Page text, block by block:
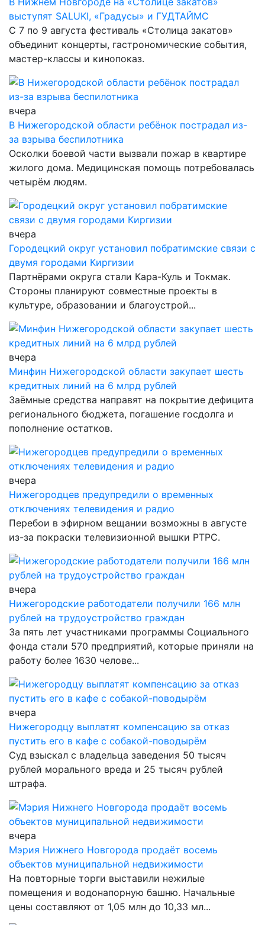
выступят SALUKI, «Градусы» и ГУДТАЙМС
С 7 по 9 августа фестиваль «Столица закатов»
объединит концерты, гастрономические события,
мастер-классы и кинопоказ.
вчера
В Нижегородской области ребёнок пострадал из-
за взрыва беспилотника
Осколки боевой части вызвали пожар в квартире
жилого дома. Медицинская помощь потребовалась
четырём людям.
вчера
Городецкий округ установил побратимские связи с
двумя городами Киргизии
Партнёрами округа стали Кара-Куль и Токмак.
Стороны планируют совместные проекты в
культуре, образовании и благоустрой...
вчера
Минфин Нижегородской области закупает шесть
кредитных линий на 6 млрд рублей
Заёмные средства направят на покрытие дефицита
регионального бюджета, погашение госдолга и
пополнение остатков.
вчера
Нижегородцев предупредили о временных
отключениях телевидения и радио
Перебои в эфирном вещании возможны в августе
из-за покраски телевизионной вышки РТРС.
вчера
Нижегородские работодатели получили 166 млн
рублей на трудоустройство граждан
За пять лет участниками программы Социального
фонда стали 570 предприятий, которые приняли на
работу более 1630 челове...
вчера
Нижегородцу выплатят компенсацию за отказ
пустить его в кафе с собакой-поводырём
Суд взыскал с владельца заведения 50 тысяч
рублей морального вреда и 25 тысяч рублей
штрафа.
вчера
Мэрия Нижнего Новгорода продаёт восемь
объектов муниципальной недвижимости
На повторные торги выставили нежилые
помещения и водонапорную башню. Начальные
цены составляют от 1,05 млн до 10,33 мл...